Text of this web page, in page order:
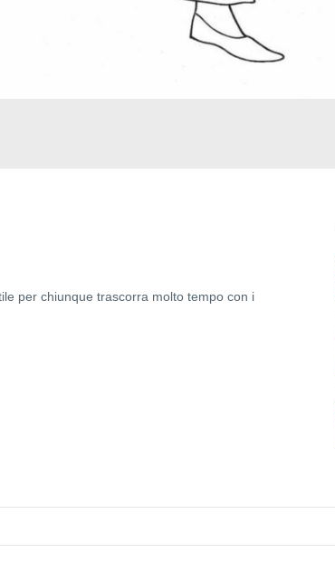
per chiunque trascorra molto tempo con i